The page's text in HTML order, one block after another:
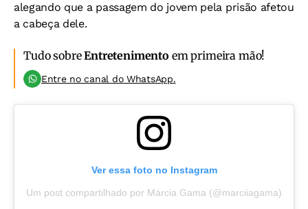
alegando que a passagem do jovem pela prisão afetou
a cabeça dele.
Tudo sobreEntretenimento em primeira mão!
Entre no canal do WhatsApp.
Ver essa foto no Instagram
Um post compartilhado por Márcia Gama (@marciiagama)